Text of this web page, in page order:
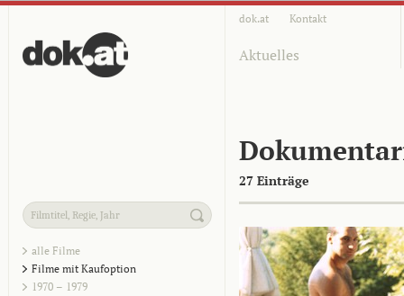
dok.at Kontakt
Aktuelles
27 Einträge
alle Filme
Filme mit Kaufoption
1970 – 1979